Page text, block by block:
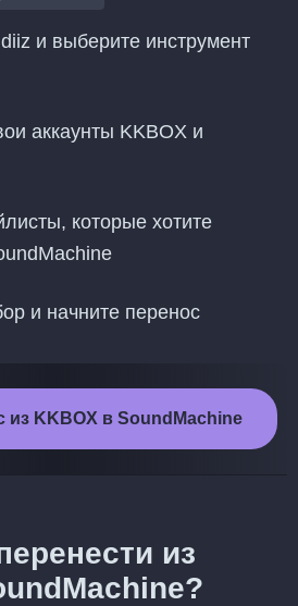
и выберите инструмент
аккаунты KKBOX и
которые хотите
и начните перенос
из KKBOX в SoundMachine
из